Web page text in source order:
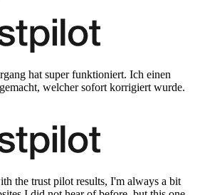
hat super funktioniert. Ich einen
welcher sofort korrigiert wurde.
the trust pilot results, I'm always a bit